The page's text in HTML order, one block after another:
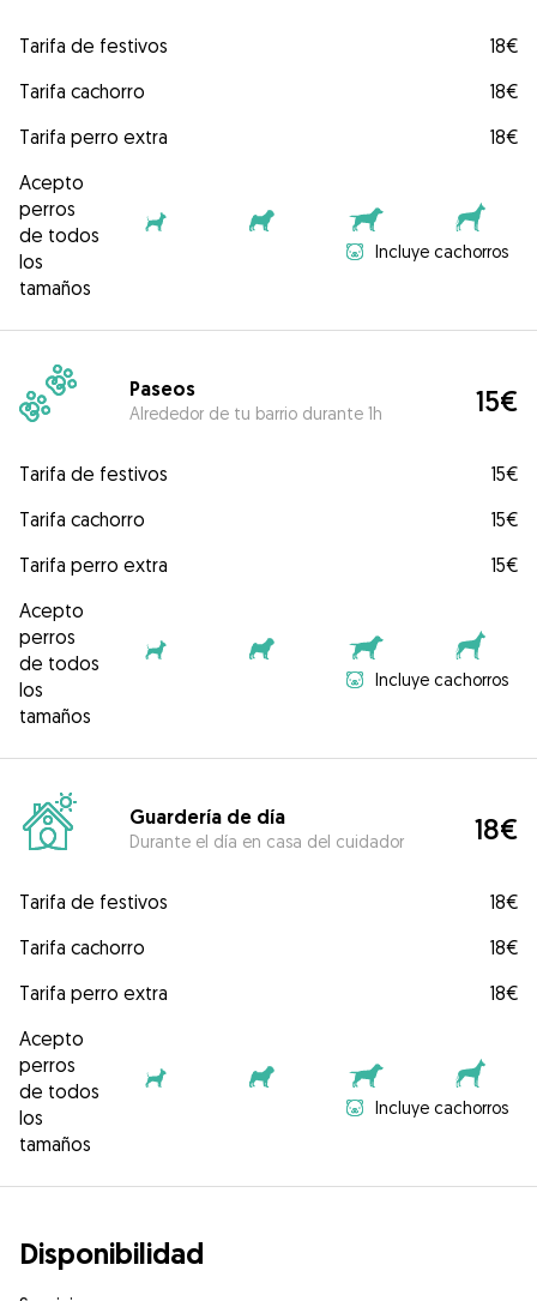
Tarifa de festivos
18€
Tarifa cachorro
18€
Tarifa perro extra
18€
Acepto
perros
de todos
los
tamaños
Incluye cachorros
Paseos
Alrededor de tu barrio durante 1h 15€
Tarifa de festivos
15€
Tarifa cachorro
15€
Tarifa perro extra
15€
Acepto
perros
de todos
los
tamaños
Incluye cachorros
Guardería de día
Durante el día en casa del cuidador 18€
Tarifa de festivos
18€
Tarifa cachorro
18€
Tarifa perro extra
18€
Acepto
perros
de todos
los
tamaños
Incluye cachorros
Disponibilidad